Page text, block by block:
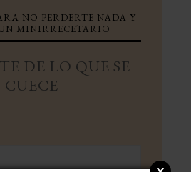
NO PERDERTE NADA Y
MINIRRECETARIO
DE LO QUE SE
CUECE